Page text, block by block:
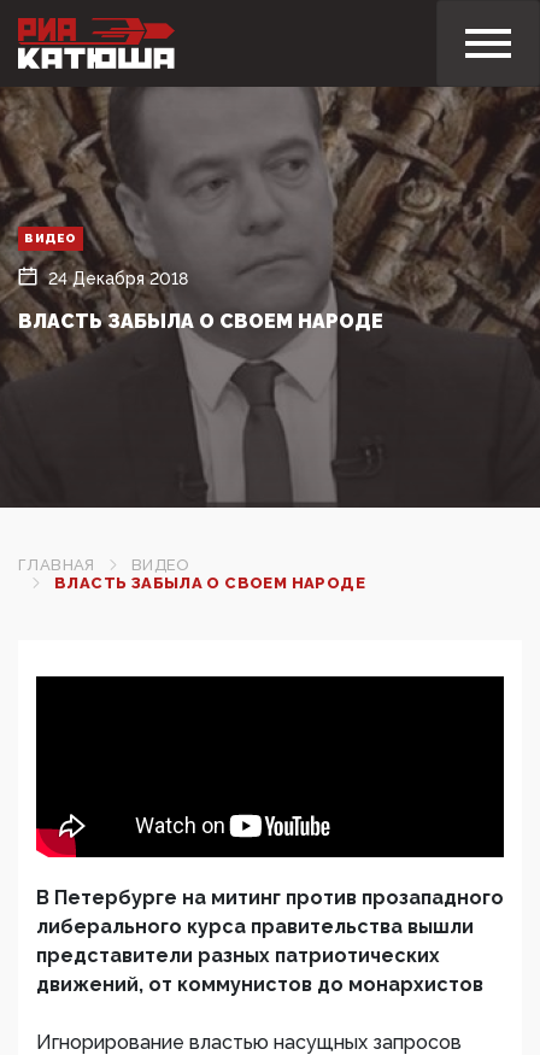
ВИДЕО
24 Декабря 2018
ВЛАСТЬ ЗАБЫЛА О СВОЕМ НАРОДЕ
ГЛАВНАЯ
ВИДЕО
ВЛАСТЬ ЗАБЫЛА О СВОЕМ НАРОДЕ
В Петербурге на митинг против прозападного
либерального курса правительства вышли
представители разных патриотических
движений, от коммунистов до монархистов
Игнорирование властью насущных запросов